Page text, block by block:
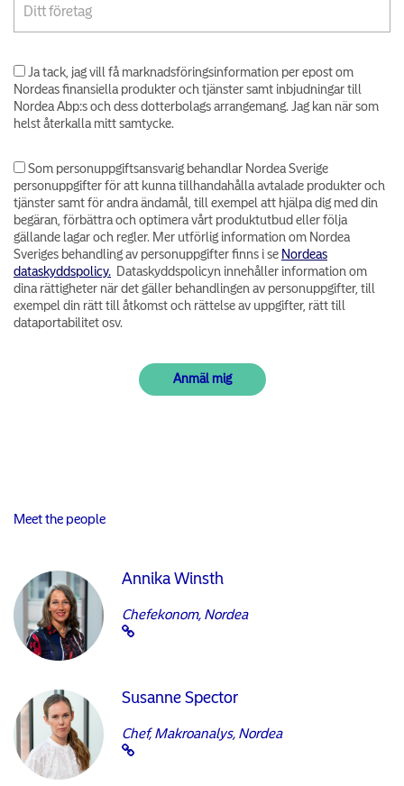
Ja tack, jag vill få marknadsföringsinformation per epost om
Nordeas finansiella produkter och tjänster samt inbjudningar till
Nordea Abp:s och dess dotterbolags arrangemang. Jag kan när som
helst återkalla mitt samtycke.
Som personuppgiftsansvarig behandlar Nordea Sverige
personuppgifter för att kunna tillhandahålla avtalade produkter och
tjänster samt för andra ändamål, till exempel att hjälpa dig med din
begäran, förbättra och optimera vårt produktutbud eller följa
gällande lagar och regler. Mer utförlig information om Nordea
Sveriges behandling av personuppgifter finns i se Nordeas
dataskyddspolicy. Dataskyddspolicyn innehåller information om
dina rättigheter när det gäller behandlingen av personuppgifter, till
exempel din rätt till åtkomst och rättelse av uppgifter, rätt till
dataportabilitet osv.
Meet the people
Annika Winsth
Chefekonom, Nordea
Susanne Spector
Chef, Makroanalys, Nordea